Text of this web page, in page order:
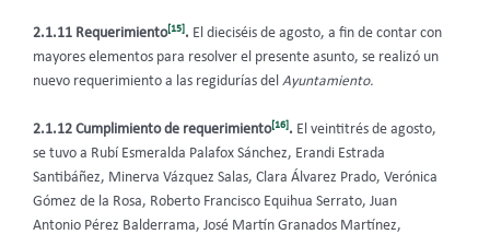
2.1.11 Requerimiento[15]. El dieciséis de agosto, a fin de contar con
mayores elementos para resolver el presente asunto, se realizó un
nuevo requerimiento a las regidurías del Ayuntamiento.
2.1.12 Cumplimiento de requerimiento[16]. El veintitrés de agosto,
se tuvo a Rubí Esmeralda Palafox Sánchez, Erandi Estrada
Santibáñez, Minerva Vázquez Salas, Clara Álvarez Prado, Verónica
Gómez de la Rosa, Roberto Francisco Equihua Serrato, Juan
Antonio Pérez Balderrama, José Martín Granados Martínez,